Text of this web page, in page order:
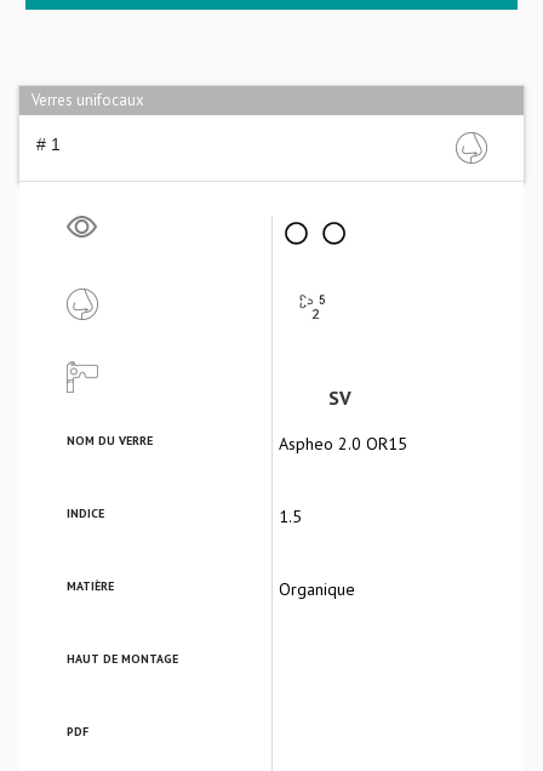
Verres unifocaux
# 1
SV
NOM DU VERRE Aspheo 2.0 OR15
INDICE 1.5
MATIÈRE Organique
HAUT DE MONTAGE
PDF